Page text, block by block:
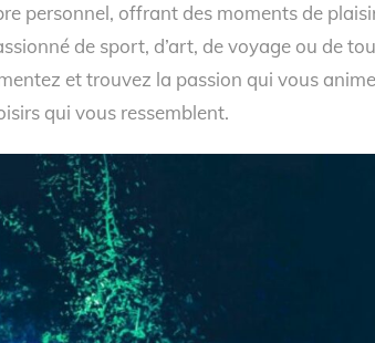
personnel, offrant des moments de
de sport, d’art, de voyage ou de
et trouvez la passion qui vous
qui vous ressemblent.